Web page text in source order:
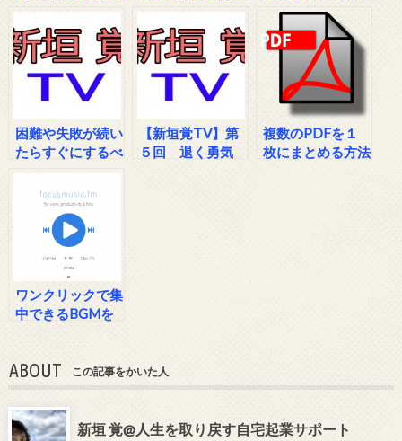
になるシンプルな
方法
つの方法
か？チェックでき
るサイト
困難や失敗が続い
たらすぐにするべ
き事
【新垣覚TV】第
５回 退く勇気
複数のPDFを１
枚にまとめる方法
ワンクリックで集
中できるBGMを
ABOUT この記事をかいた人
新垣 覚@人生を取り戻す自宅起業サポート